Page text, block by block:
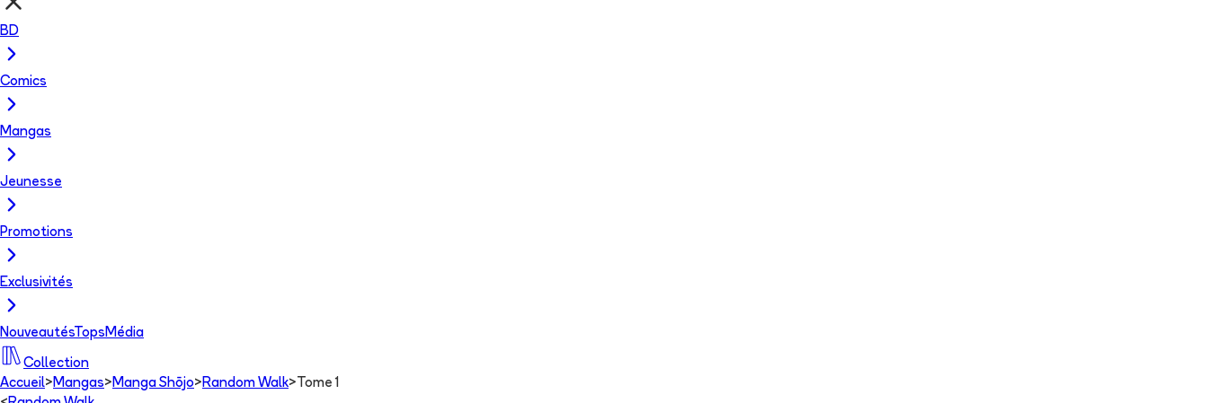
BD
Comics
Mangas
Jeunesse
Promotions
Exclusivités
NouveautésTops Média
Collection
Accueil> Mangas> Manga Shōjo> Random Walk> Tome 1